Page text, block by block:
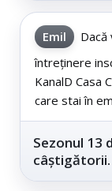
Emil
întreținere
KanalD Casa
care stai în
Sezonul 13